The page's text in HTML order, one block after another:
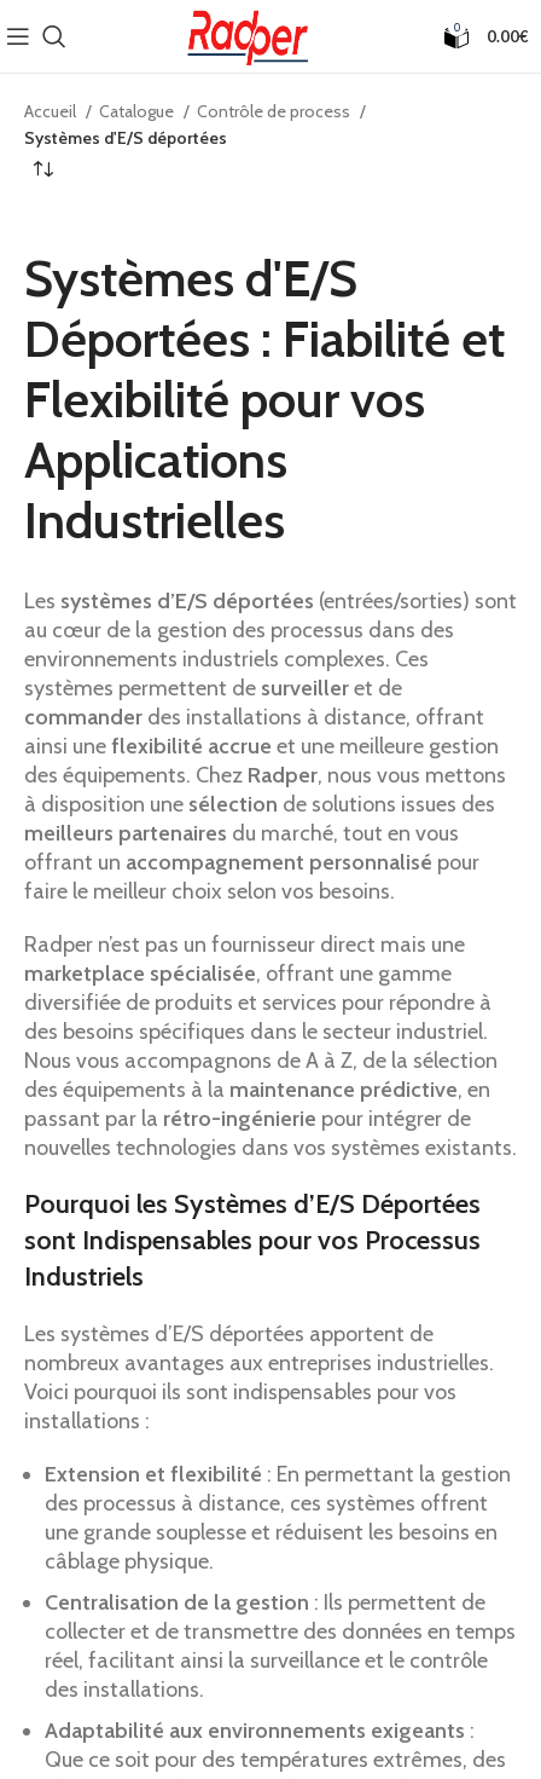
0 0.00€
Accueil Catalogue
Contrôle de process
Systèmes d'E/S déportées
Systèmes d'E/S
Déportées : Fiabilité et
Flexibilité pour vos
Applications
Industrielles
Les systèmes d’E/S déportées (entrées/sorties) sont
au cœur de la gestion des processus dans des
environnements industriels complexes. Ces
systèmes permettent de surveilleret de
commander des installations à distance, offrant
ainsi uneflexibilité accrue et une meilleure gestion
des équipements. Chez Radper, nous vous mettons
à disposition une sélection de solutions issues des
meilleurs partenaires du marché, tout en vous
offrant un accompagnement personnalisé pour
faire le meilleur choix selon vos besoins.
Radper n’est pas un fournisseur direct mais une
marketplace spécialisée, offrant une gamme
diversifiée de produits et services pour répondre à
des besoins spécifiques dans le secteur industriel.
Nous vous accompagnons de A à Z, de la sélection
des équipements à la maintenance prédictive, en
passant par la rétro-ingénierie pour intégrer de
nouvelles technologies dans vos systèmes existants.
Pourquoi les Systèmes d’E/S Déportées
sont Indispensables pour vos Processus
Industriels
Les systèmes d’E/S déportées apportent de
nombreux avantages aux entreprises industrielles.
Voici pourquoi ils sont indispensables pour vos
installations :
Extension et flexibilité : En permettant la gestion
des processus à distance, ces systèmes offrent
une grande souplesse et réduisent les besoins en
câblage physique.
Centralisation de la gestion : Ils permettent de
collecter et de transmettre des données en temps
réel, facilitant ainsi la surveillance et le contrôle
des installations.
Adaptabilité aux environnements exigeants :
Que ce soit pour des températures extrêmes, des